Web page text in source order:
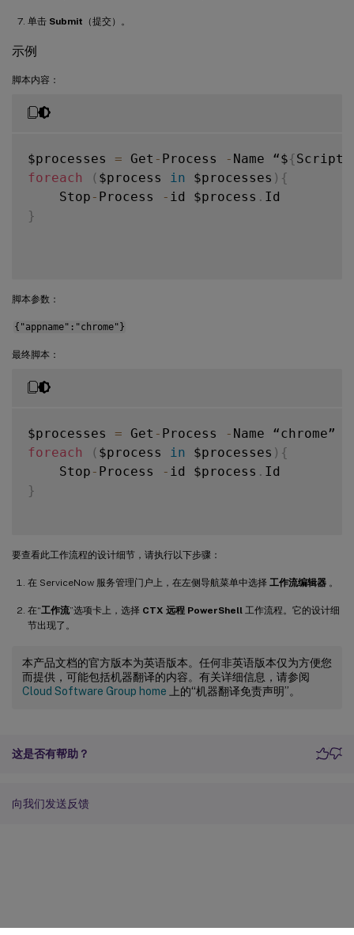
单击 Submit （提交）。
示例
脚本内容：
$processes = Get - Process - Name “${
foreach
( $process in $processes ) {
    Stop
- Process - id $process .
}
脚本参数：
{"appname":"chrome"}
最终脚本：
$processes = Get - Process -
foreach
( $process in $processes ) {
    Stop
- Process - id $process .
}
要查看此工作流程的设计细节，请执行以下步骤：
在 ServiceNow 服务管理门户上，在左侧导航菜单中选择 工作流编辑器 。
在“工作流”选项卡上，选择 CTX 远程 PowerShell 工作流程。它的设计细
节出现了。
本产品文档的官方版本为英语版本。任何非英语版本仅为方便您
而提供，可能包括机器翻译的内容。有关详细信息，请参阅
Cloud Software Group home 上的“机器翻译免责声明”。
这是否有帮助？
向我们发送反馈